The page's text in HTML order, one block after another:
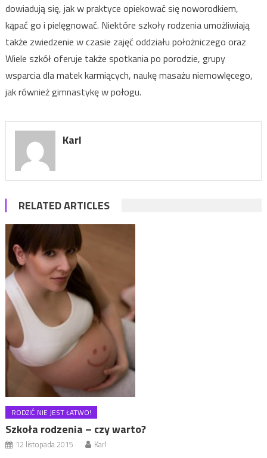
dowiadują się, jak w praktyce opiekować się noworodkiem,
kąpać go i pielęgnować. Niektóre szkoły rodzenia umożliwiają
także zwiedzenie w czasie zajęć oddziału położniczego oraz
Wiele szkół oferuje także spotkania po porodzie, grupy
wsparcia dla matek karmiących, naukę masażu niemowlęcego,
jak również gimnastykę w połogu.
Karl
RELATED ARTICLES
RODZIĆ NIE JEST ŁATWO!
Szkoła rodzenia – czy warto?
12 listopada 2015 Karl